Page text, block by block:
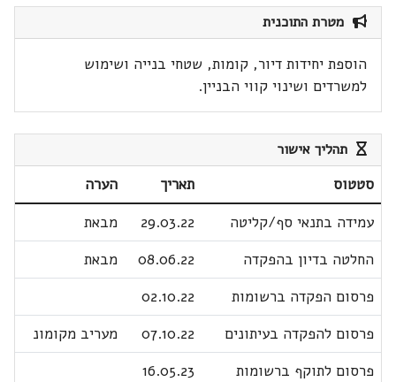
מטרת התוכנית
הוספת יחידות דיור, קומות, שטחי בנייה ושימוש
למשרדים ושינוי קווי הבניין.
תהליך אישור
סטטוס תאריך
הערה
עמידה בתנאי סף/קליטה
29.03.22
מבאת
החלטה בדיון בהפקדה
08.06.22
מבאת
פרסום הפקדה ברשומות
02.10.22
פרסום להפקדה בעיתונים
07.10.22
מעריב מקומונ
פרסום לתוקף ברשומות
16.05.23